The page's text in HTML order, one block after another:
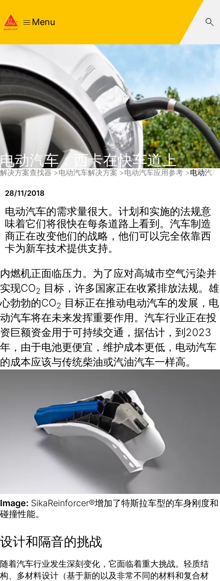
Menu
电动汽车：西卡在快车道上
解决方案查找器 电动汽车解决方案 电动汽车应用参考 电动汽
28/11/2018
电动汽车的需求量很大。计划和实施的法规意
味着它们将很快在每条道路上看到。汽车制造
商正在改变他们的战略，他们可以完全依靠西
卡为新车技术提供支持。
内燃机正面临压力。为了应对高城市空气污染并
实现CO2 目标，许多国家正在收紧排放法规。雄
心勃勃的CO2 目标正在推动电动汽车的发展，电
动汽车将在未来发挥重要作用。汽车行业正在投
资巨额资金用于可持续交通，据估计，到2023
年，由于电池更便宜，维护成本更低，电动汽车
的成本应该与传统柴油或汽油汽车一样高。
设计和隔音的挑战
随着汽车行业发生深刻变化，它面临着重大挑战。轻质结
构、多材料设计（基于新的以及非常不同的材料和复合材
Image: SikaReinforcer®增加了特斯拉车型的车身刚度和
碰撞性能。